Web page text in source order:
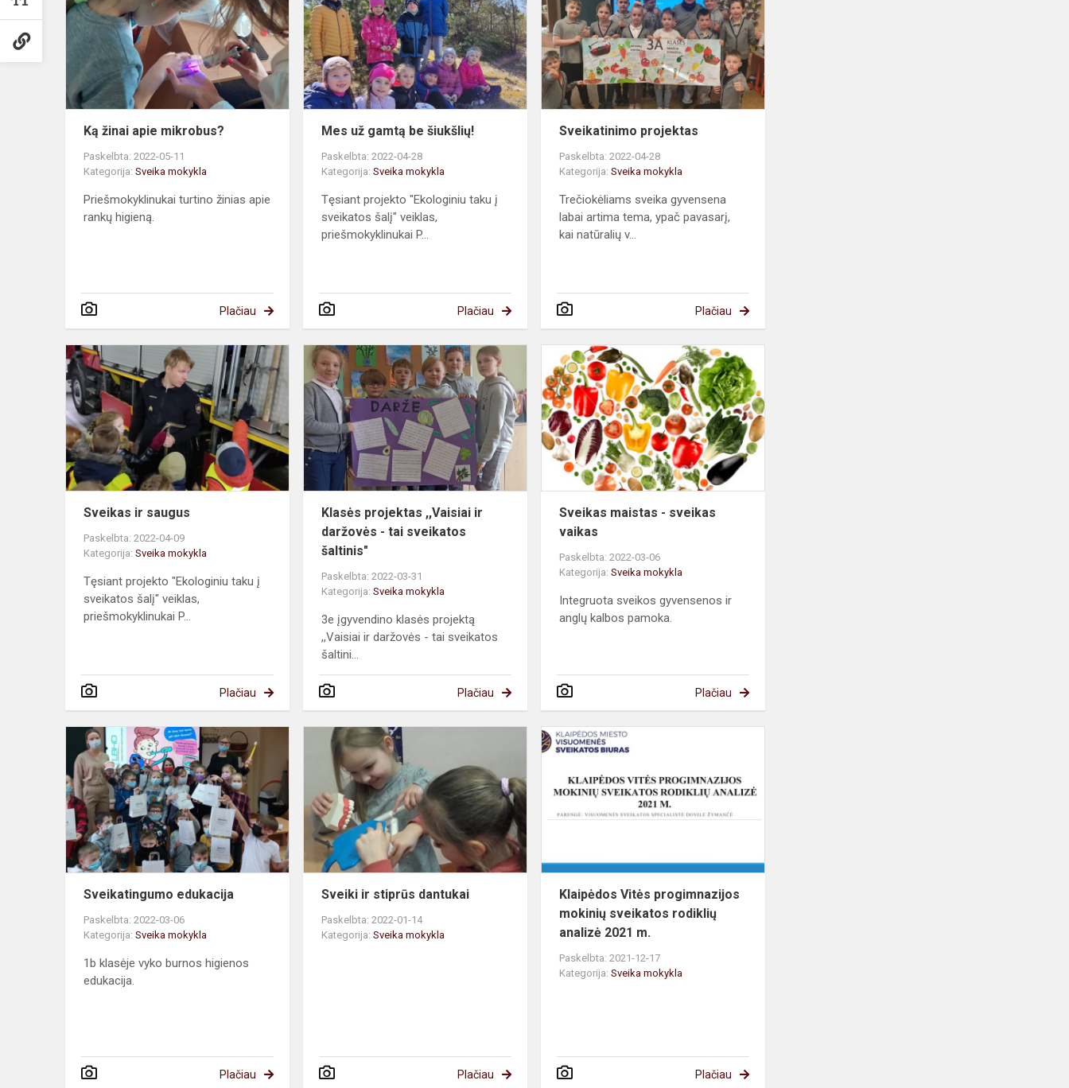
apie
mikrobus?
Ką žinai apie mikrobus?
Paskelbta: 2022-05-11
Kategorija: Sveika mokykla
Priešmokyklinukai turtino žinias apie
rankų higieną.
Plačiau
gamtą
be
šiukšlių!
Mes už gamtą be šiukšlių!
Paskelbta: 2022-04-28
Kategorija:Sveika mokykla
Tęsiant projekto "Ekologiniu taku į
sveikatos šalį" veiklas,
priešmokyklinukai P...
Plačiau
Sveikatinimo projektas
Paskelbta: 2022-04-28
Kategorija:Sveika mokykla
Trečiokėliams sveika gyvensena
labai artima tema, ypač pavasarį,
kai natūralių v...
Plačiau
Sveikas
saugus
Sveikas ir saugus
Paskelbta: 2022-04-09
Kategorija: Sveika mokykla
Tęsiant projekto "Ekologiniu taku į
sveikatos šalį" veiklas,
priešmokyklinukai P...
Plačiau
Klasės
projektas
,,Vaisiai
ir
daržovės
Klasės projektas ,,Vaisiai ir
daržovės - tai sveikatos
šaltinis"
Paskelbta: 2022-03-31
Kategorija:Sveika mokykla
3e įgyvendino klasės projektą
,,Vaisiai ir daržovės - tai sveikatos
šaltini...
Plačiau
sveikas
vaikas
Sveikas maistas - sveikas
vaikas
Paskelbta: 2022-03-06
Kategorija:Sveika mokykla
Integruota sveikos gyvensenos ir
anglų kalbos pamoka.
Plačiau
Sveikatingumo
edukacija
Sveikatingumo edukacija
Paskelbta: 2022-03-06
Kategorija: Sveika mokykla
1b klasėje vyko burnos higienos
edukacija.
Plačiau
Sveiki
dantukai
Sveiki ir stiprūs dantukai
Paskelbta: 2022-01-14
Kategorija:Sveika mokykla
Plačiau
Klaipėdos Vitės progimnazijos
mokinių sveikatos rodiklių
analizė 2021 m.
Paskelbta: 2021-12-17
Kategorija:Sveika mokykla
Plačiau